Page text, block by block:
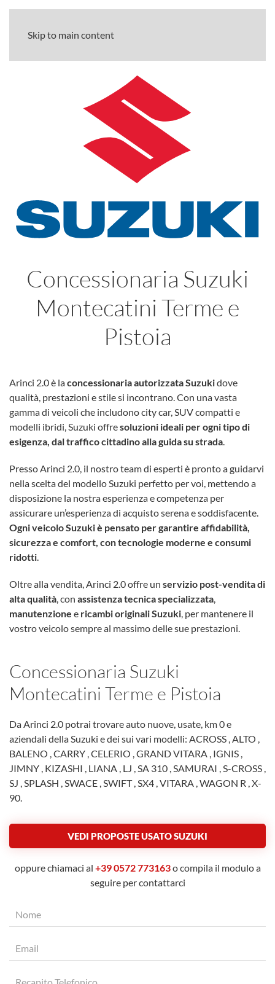
Skip to main content
Concessionaria Suzuki
Montecatini Terme e
Pistoia
Arinci 2.0 è laconcessionaria autorizzata Suzukidove
qualità, prestazioni e stile si incontrano. Con una vasta
gamma di veicoli che includono city car, SUV compatti e
modelli ibridi, Suzuki offresoluzioni ideali per ogni tipo di
esigenza, dal traffico cittadino alla guida su strada.
Presso Arinci 2.0, il nostro team di esperti è pronto a guidarvi
nella scelta del modello Suzuki perfetto per voi, mettendo a
disposizione la nostra esperienza e competenza per
assicurare un’esperienza di acquisto serena e soddisfacente.
Ogni veicolo Suzuki è pensato per garantire affidabilità,
sicurezza e comfort, con tecnologie moderne e consumi
ridotti.
Oltre alla vendita, Arinci 2.0 offre un servizio post-vendita di
alta qualità, con assistenza tecnica specializzata,
manutenzione e ricambi originali Suzuki, per mantenere il
vostro veicolo sempre al massimo delle sue prestazioni.
Concessionaria Suzuki
Montecatini Terme e Pistoia
Da Arinci 2.0 potrai trovare auto nuove, usate, km 0 e
aziendali della Suzuki e dei sui vari modelli: ACROSS , ALTO ,
BALENO , CARRY , CELERIO , GRAND VITARA , IGNIS ,
JIMNY , KIZASHI , LIANA , LJ , SA 310 , SAMURAI , S-CROSS ,
SJ , SPLASH , SWACE , SWIFT , SX4 , VITARA , WAGON R , X-
90.
VEDI PROPOSTE USATO SUZUKI
oppure chiamaci al +39 0572 773163o compila il modulo a
seguire per contattarci